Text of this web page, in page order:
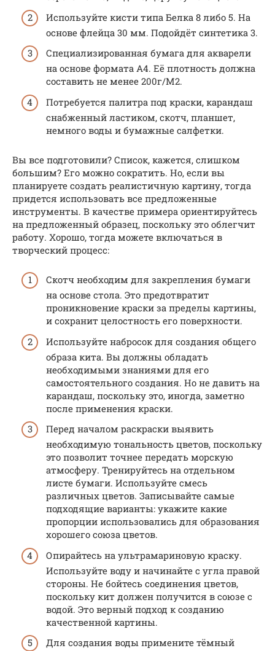
Используйте кисти типа Белка 8 либо 5. На
основе флейца 30 мм. Подойдёт синтетика 3.
Специализированная бумага для акварели
на основе формата А4. Её плотность должна
составить не менее 200г/М2.
Потребуется палитра под краски, карандаш
снабженный ластиком, скотч, планшет,
немного воды и бумажные салфетки.
Вы все подготовили? Список, кажется, слишком
большим? Его можно сократить. Но, если вы
планируете создать реалистичную картину, тогда
придется использовать все предложенные
инструменты. В качестве примера ориентируйтесь
на предложенный образец, поскольку это облегчит
работу. Хорошо, тогда можете включаться в
творческий процесс:
Скотч необходим для закрепления бумаги
на основе стола. Это предотвратит
проникновение краски за пределы картины,
и сохранит целостность его поверхности.
Используйте набросок для создания общего
образа кита. Вы должны обладать
необходимыми знаниями для его
самостоятельного создания. Но не давить на
карандаш, поскольку это, иногда, заметно
после применения краски.
Перед началом раскраски выявить
необходимую тональность цветов, поскольку
это позволит точнее передать морскую
атмосферу. Тренируйтесь на отдельном
листе бумаги. Используйте смесь
различных цветов. Записывайте самые
подходящие варианты: укажите какие
пропорции использовались для образования
хорошего союза цветов.
Опирайтесь на ультрамариновую краску.
Используйте воду и начинайте с угла правой
стороны. Не бойтесь соединения цветов,
поскольку кит должен получится в союзе с
водой. Это верный подход к созданию
качественной картины.
Для создания воды примените тёмный